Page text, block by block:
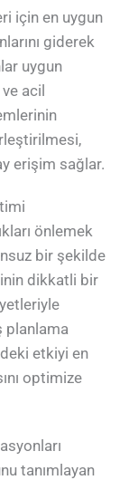
için en uygun
giderek
uygun
acil
erişim sağlar.
önlemek
bir şekilde
dikkatli bir
planlama
etkiyi en
optimize
tanımlayan